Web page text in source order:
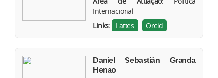
Internacional
Links:
Lattes Orcid
Daniel Sebastián Granda
Henao